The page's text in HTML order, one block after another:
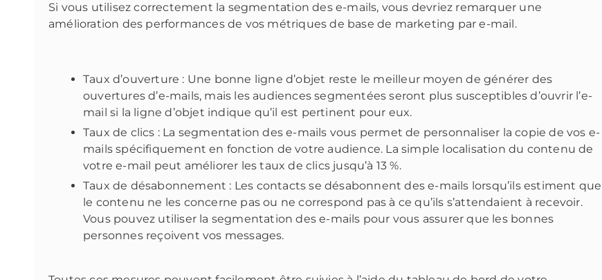
Si vous utilisez correctement la segmentation des e-mails, vous devriez remarquer une
amélioration des performances de vos métriques de base de marketing par e-mail.
Taux d’ouverture : Une bonne ligne d’objet reste le meilleur moyen de générer des
ouvertures d’e-mails, mais les audiences segmentées seront plus susceptibles d’ouvrir l’e-
mail si la ligne d’objet indique qu’il est pertinent pour eux.
Taux de clics : La segmentation des e-mails vous permet de personnaliser la copie de vos e-
mails spécifiquement en fonction de votre audience. La simple localisation du contenu de
votre e-mail peut améliorer les taux de clics jusqu’à 13 %.
Taux de désabonnement : Les contacts se désabonnent des e-mails lorsqu’ils estiment que
le contenu ne les concerne pas ou ne correspond pas à ce qu’ils s’attendaient à recevoir.
Vous pouvez utiliser la segmentation des e-mails pour vous assurer que les bonnes
personnes reçoivent vos messages.